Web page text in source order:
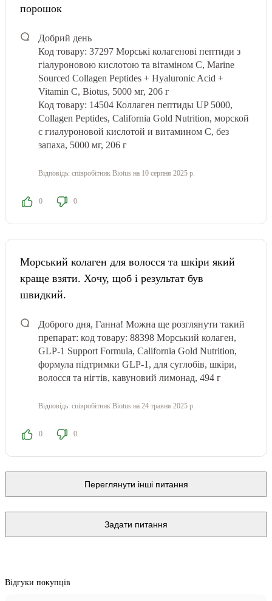
порошок
Добрий день
Код товару: 37297 Морські колагенові пептиди з
гіалуроновою кислотою та вітаміном С, Marine
Sourced Collagen Peptidеs + Hyaluronic Acid +
Vitamin C, Biotus, 5000 мг, 206 г
Код товару: 14504 Коллаген пептиды UP 5000,
Collagen Peptides, California Gold Nutrition, морской
с гиалуроновой кислотой и витамином С, без
запаха, 5000 мг, 206 г
Відповідь: співробітник Biotus на 10 серпня 2025 р.
0 0
Морський колаген для волосся та шкіри який
краще взяти. Хочу, щоб і результат був
швидкий.
Доброго дня, Ганна! Можна ще розглянути такий
препарат: код товару: 88398 Морський колаген,
GLP-1 Support Formula, California Gold Nutrition,
формула підтримки GLP-1, для суглобів, шкіри,
волосся та нігтів, кавуновий лимонад, 494 г
Відповідь: співробітник Biotus на 24 травня 2025 р.
0 0
Переглянути інші питання
Задати питання
Відгуки покупців